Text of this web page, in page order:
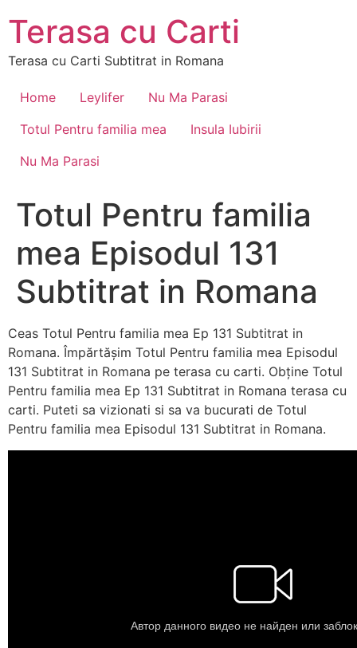
to
content
Terasa cu Carti
Terasa cu Carti Subtitrat in Romana
Home Leylifer
Nu Ma Parasi
Totul Pentru familia mea
Insula Iubirii
Nu Ma Parasi
Totul Pentru familia
mea Episodul 131
Subtitrat in Romana
Ceas Totul Pentru familia mea Ep 131 Subtitrat in
Romana. Împărtășim Totul Pentru familia mea Episodul
131 Subtitrat in Romana pe terasa cu carti. Obține Totul
Pentru familia mea Ep 131 Subtitrat in Romana terasa cu
carti. Puteti sa vizionati si sa va bucurati de Totul
Pentru familia mea Episodul 131 Subtitrat in Romana.